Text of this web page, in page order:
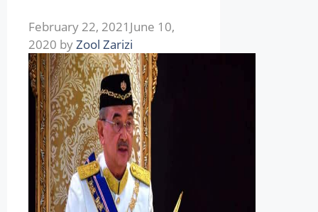
February 22, 2021 June 10,
2020 byZool Zarizi